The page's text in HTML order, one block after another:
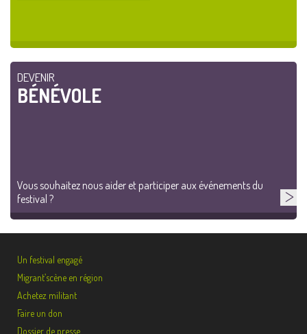
DEVENIR
BÉNÉVOLE
Vous souhaitez nous aider et participer aux événements du
festival ?
Un festival engagé
Migrant’scène en région
Achetez militant
Faire un don
Dossier de presse